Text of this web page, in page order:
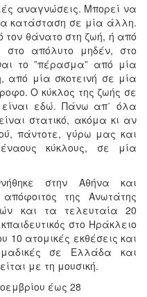
αναγνώσεις. Μπορεί να
κατάσταση σε μία άλλη.
τον θάνατο στη ζωή, ή από
στο απόλυτο μηδέν, στο
το ”πέρασμα” από μία
από μία σκοτεινή σε μία
Ο κύκλος της ζωής σε
εδώ. Πάνω απ΄ όλα
στατικό, ακόμα κι αν
πάντοτε, γύρω μας και
κύκλους, σε μία
στην Αθήνα και
της Ανωτάτης
και τα τελευταία 20
στο Ηράκλειο
10 ατομικές εκθέσεις και
σε Ελλάδα και
με τη μουσική.
έως 28